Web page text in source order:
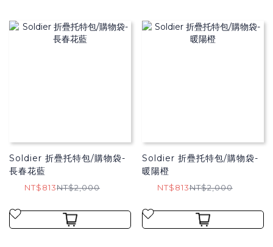
Soldier 折疊托特包/購物袋​-
長春花藍
NT$813NT$2,000
Soldier 折疊托特包/購物袋​-
暖陽橙
NT$813NT$2,000